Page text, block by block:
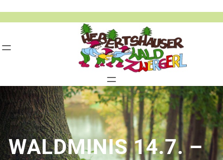
WALDMINIS 14.7. –